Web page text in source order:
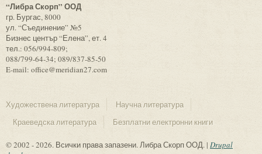
“Либра Скорп” ООД
гр. Бургас, 8000
ул. “Съединение” №5
Бизнес център “Елена”, ет. 4
тел.: 056/994-809;
088/799-64-34; 089/837-85-50
E-mail: office@meridian27.com
Художествена литература
Научна литература
Краеведска литература
Безплатни електронни книги
© 2002 - 2026. Всички права запазени. Либра Скорп ООД. | Drupal